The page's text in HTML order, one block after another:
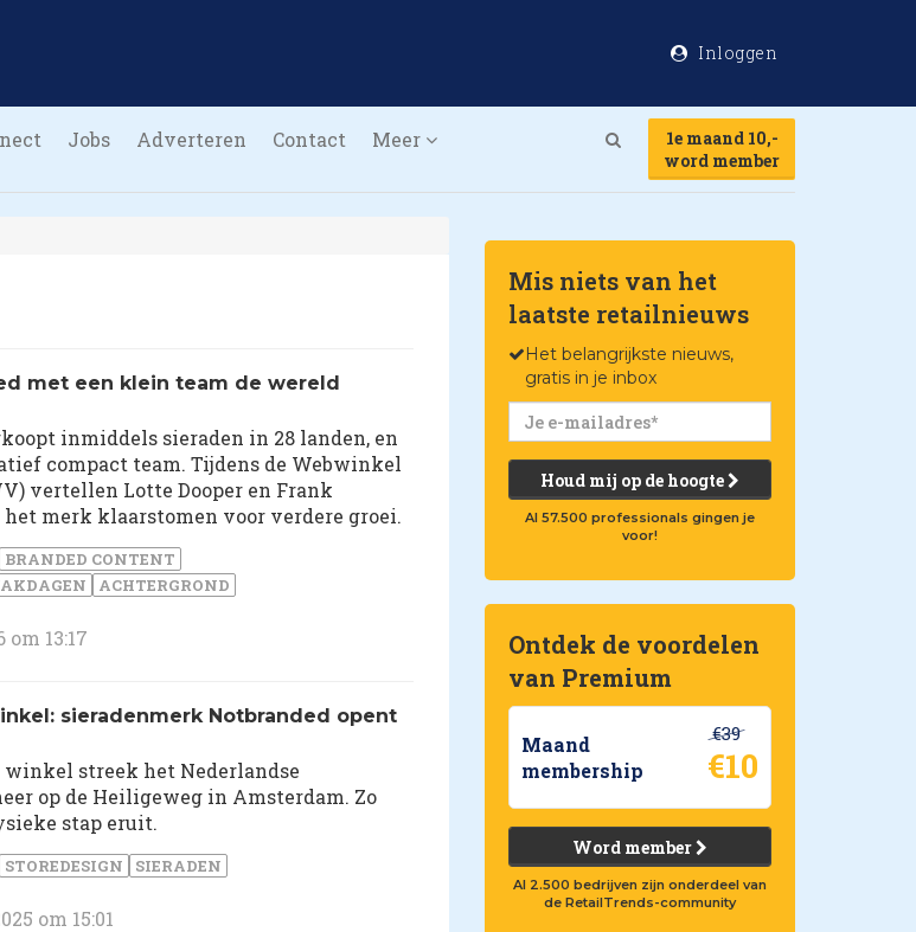
Inloggen
Jobs Adverteren Contact Meer
1e maand 10,-
word member
met een klein team de wereld
inmiddels sieraden in 28 landen, en
compact team. Tijdens de Webwinkel
vertellen Lotte Dooper en Frank
het merk klaarstomen voor verdere groei.
BRANDED CONTENT
ACHTERGROND
om 13:17
sieradenmerk Notbranded opent
winkel streek het Nederlandse
op de Heiligeweg in Amsterdam. Zo
stap eruit.
STOREDESIGN SIERADEN
om 15:01
Mis niets van het
laatste retailnieuws
Het belangrijkste nieuws,
gratis in je inbox
Houd mij op de hoogte
Al 57.500 professionals gingen je
voor!
Ontdek de voordelen
van Premium
Maand
membership
€39
€10
Word member
Al 2.500 bedrijven zijn onderdeel van
de RetailTrends-community